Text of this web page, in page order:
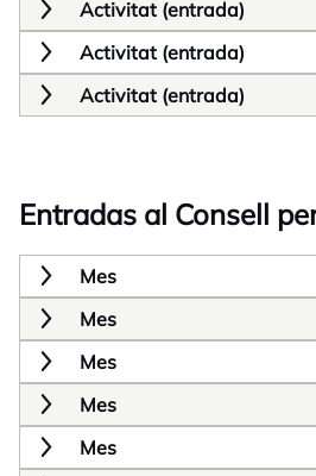
Activitat (entrada)
Activitat (entrada)
Activitat (entrada)
Entradas al Consell
Mes
Mes
Mes
Mes
Mes